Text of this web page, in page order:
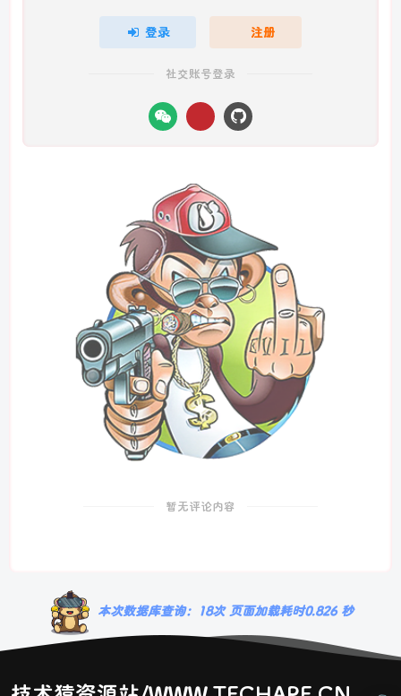
登录 注册
社交账号登录
暂无评论内容
本次数据库查询：18次 页面加载耗时0.826 秒